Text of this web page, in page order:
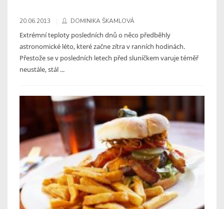
20.06.2013 DOMINIKA ŠKAMLOVÁ
Extrémní teploty posledních dnů o něco předběhly
astronomické léto, které začne zítra v ranních hodinách.
Přestože se v posledních letech před sluníčkem varuje téměř
neustále, stál ...